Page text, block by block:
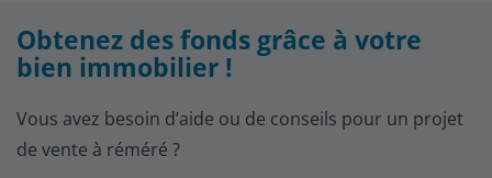
Obtenez des fonds grâce à votre
bien immobilier !
Vous avez besoin d’aide ou de conseils pour un projet
de vente à réméré ?